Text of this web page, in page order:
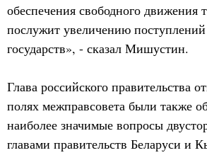
обеспечения свободного движения
послужит увеличению
государств», - сказал Мишустин.
Глава российского правительства
полях межправсовета были также
наиболее значимые вопросы
главами правительств Беларуси и